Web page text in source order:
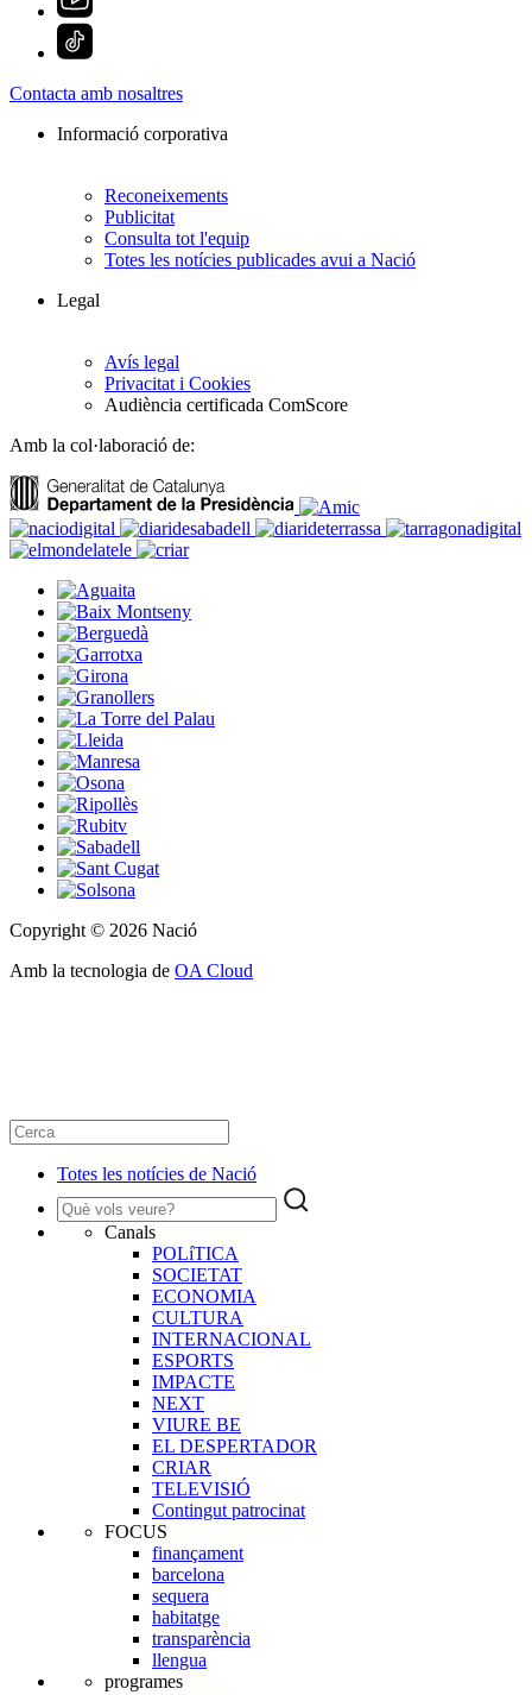
Contacta amb nosaltres
Informació corporativa
Reconeixements
Publicitat
Consulta tot l'equip
Totes les notícies publicades avui a Nació
Legal
Avís legal
Privacitat i Cookies
Audiència certificada ComScore
Amb la col·laboració de:
Copyright © 2026 Nació
Amb la tecnologia de OA Cloud
Totes les notícies de Nació
Canals
POLíTICA
SOCIETAT
ECONOMIA
CULTURA
INTERNACIONAL
ESPORTS
IMPACTE
NEXT
VIURE BE
EL DESPERTADOR
CRIAR
TELEVISIÓ
Contingut patrocinat
FOCUS
finançament
barcelona
sequera
habitatge
transparència
llengua
programes